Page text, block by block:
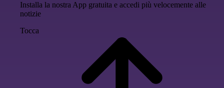
Installa la nostra App gratuita e accedi più velocemente alle
notizie
Tocca